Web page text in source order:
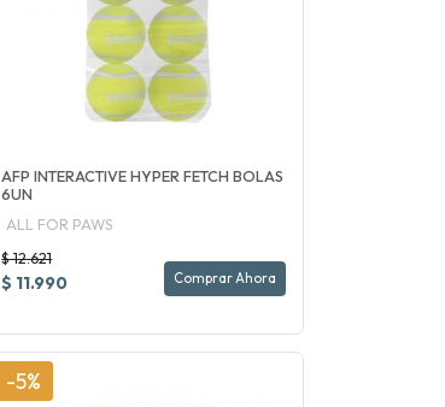
AFP INTERACTIVE HYPER FETCH BOLAS
6UN
ALL FOR PAWS
$ 12.621
$ 11.990 Comprar Ahora
-5%